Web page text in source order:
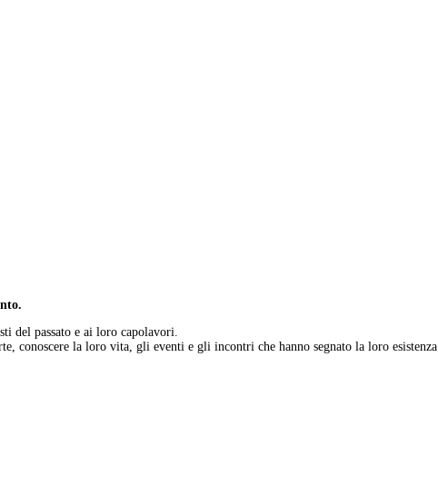
del passato e ai loro capolavori.
conoscere la loro vita, gli eventi e gli incontri che hanno segnato la loro esistenza.